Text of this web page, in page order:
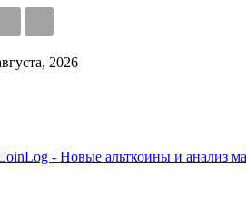
2026
- Новые альткоины и анализ